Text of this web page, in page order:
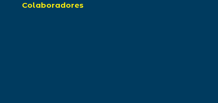
Colaboradores